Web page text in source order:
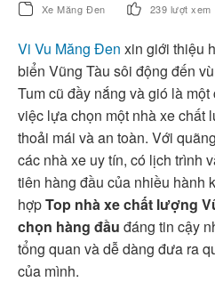
Xe Măng Đen 239 lượt xem
Vi Vu Măng Đen xin giới thiệu
biển Vũng Tàu sôi động đến
Tum cũ đầy nắng và gió là
việc lựa chọn một nhà xe chất
thoải mái và an toàn. Với
các nhà xe uy tín, có lịch trình
tiên hàng đầu của nhiều hành
hợpTop nhà xe chất lượng
chọn hàng đầu đáng tin cậy
tổng quan và dễ dàng đưa ra
của mình.